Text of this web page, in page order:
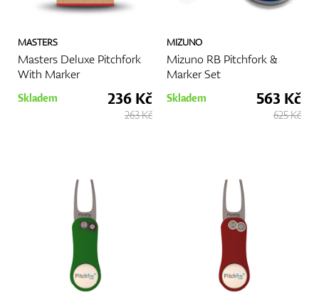
MASTERS
Masters Deluxe Pitchfork
With Marker
Skladem 236 Kč
263 Kč
MIZUNO
Mizuno RB Pitchfork &
Marker Set
Skladem 563 Kč
625 Kč